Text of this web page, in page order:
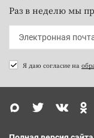
Раз в неделю мы
Я даю согласие на